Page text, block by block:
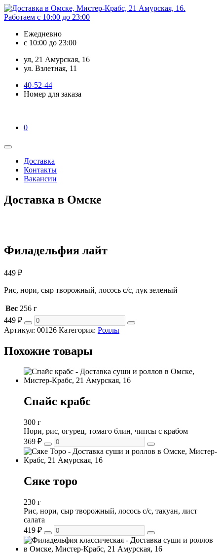
Ежедневно
с 10:00 до 23:00
ул, 21 Амурская, 16
ул. Взлетная, 11
40-52-44
Номер для заказа
0
Доставка
Контакты
Вакансии
Доставка в Омске
Филадельфия лайт
449 ₽
Рис, нори, сыр творожный, лосось с/с, лук зеленый
Вес 256 г
449 ₽
Артикул: 00126 Категория: Роллы
Похожие товары
Спайс крабс
300 г
Нори, рис, огурец, томаго блин, чипсы с крабом
369 ₽
Сяке торо
230 г
Рис, нори, сыр творожный, лосось с/с, такуан, лист
салата
419 ₽